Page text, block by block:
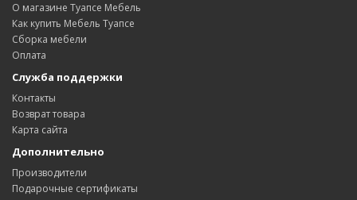
О магазине Туапсе Мебель
Как купить Мебель Туапсе
Сборка мебели
Оплата
Служба поддержки
Контакты
Возврат товара
Карта сайта
Дополнительно
Производители
Подарочные сертификаты